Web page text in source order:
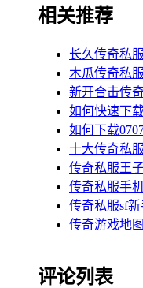
相关推荐
长久传奇私
木瓜传奇私
新开合击传
如何快速下
如何下载
十大传奇私
传奇私服王
传奇私服手
传奇私服sf
传奇游戏地
评论列表